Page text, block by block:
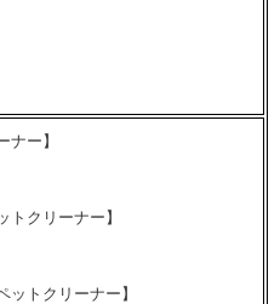
ナー】
トクリーナー】
ットクリーナー】